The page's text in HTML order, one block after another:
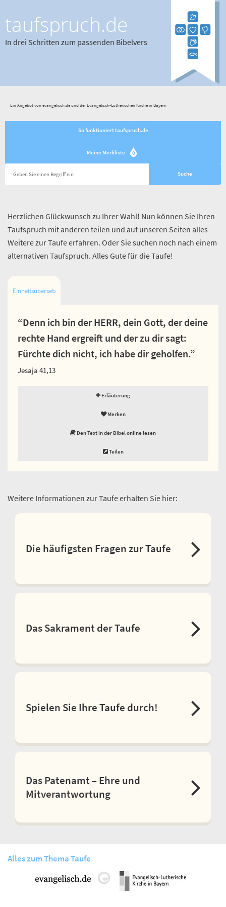
taufspruch.de
In drei Schritten zum passenden Bibelvers
Ein Angebot von evangelisch.de und der Evangelisch-Lutherischen Kirche in Bayern
So funktioniert taufspruch.de
Meine Merkliste 0
Herzlichen Glückwunsch zu Ihrer Wahl! Nun können Sie Ihren
Taufspruch mit anderen teilen und auf unseren Seiten alles
Weitere zur Taufe erfahren. Oder Sie suchen noch nach einem
alternativen Taufspruch. Alles Gute für die Taufe!
Einheitsübersetzung
“Denn ich bin der HERR, dein Gott, der deine
rechte Hand ergreift und der zu dir sagt:
Fürchte dich nicht, ich habe dir geholfen.”
Jesaja 41,13
Erläuterung
Merken
Den Text in der Bibel online lesen
Teilen
Weitere Informationen zur Taufe erhalten Sie hier:
Die häufigsten Fragen zur Taufe
Das Sakrament der Taufe
Spielen Sie Ihre Taufe durch!
Das Patenamt – Ehre und
Mitverantwortung
Alles zum Thema Taufe